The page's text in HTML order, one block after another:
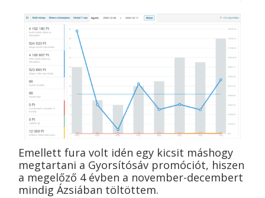
Emellett fura volt idén egy kicsit máshogy
megtartani a Gyorsítósáv promóciót, hiszen
a megelőző 4 évben a november-decembert
mindig Ázsiában töltöttem.